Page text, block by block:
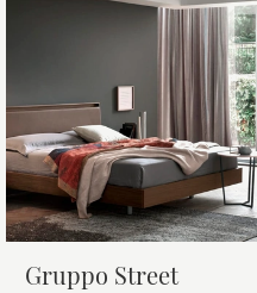
Gruppo Street